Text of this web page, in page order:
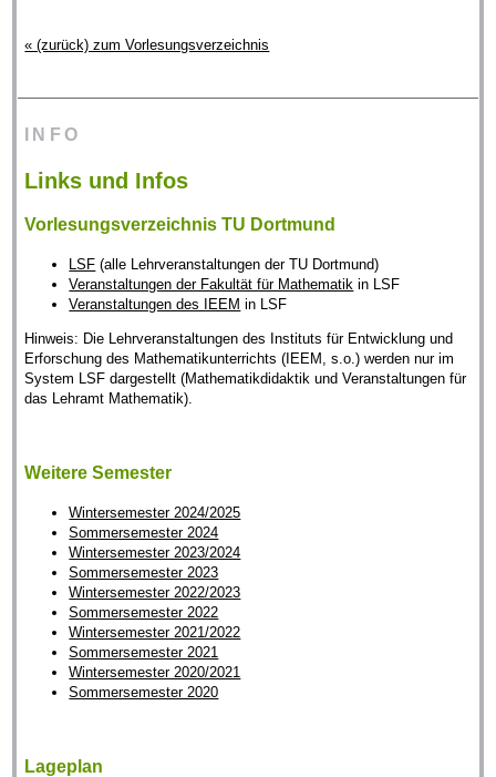
« (zurück) zum Vorlesungsverzeichnis
INFO
Links und Infos
Vorlesungsverzeichnis TU Dortmund
LSF (alle Lehrveranstaltungen der TU Dortmund)
Veranstaltungen der Fakultät für Mathematik in LSF
Veranstaltungen des IEEM in LSF
Hinweis: Die Lehrveranstaltungen des Instituts für Entwicklung und
Erforschung des Mathematikunterrichts (IEEM, s.o.) werden nur im
System LSF dargestellt (Mathematikdidaktik und Veranstaltungen für
das Lehramt Mathematik).
Weitere Semester
Wintersemester 2024/2025
Sommersemester 2024
Wintersemester 2023/2024
Sommersemester 2023
Wintersemester 2022/2023
Sommersemester 2022
Wintersemester 2021/2022
Sommersemester 2021
Wintersemester 2020/2021
Sommersemester 2020
Lageplan